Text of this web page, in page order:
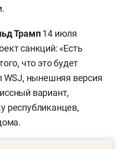
Трамп14 июля
санкций: «Есть
что это будет
WSJ, нынешняя версия
вариант,
республиканцев,